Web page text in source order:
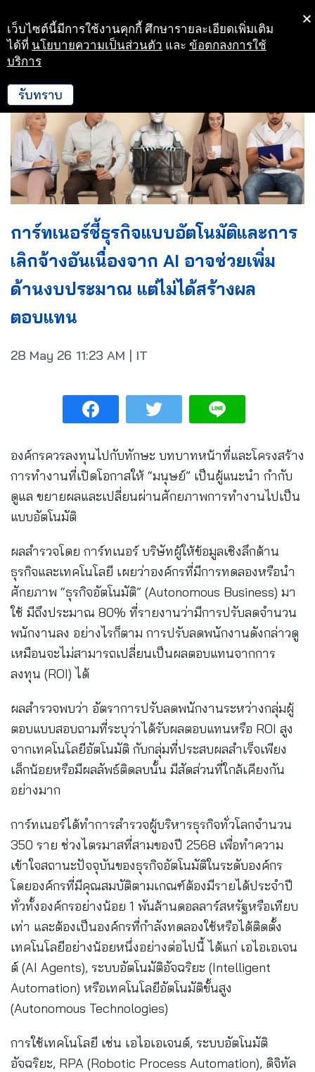
Skip
to
การ์ทเนอร์ชี้ธุรกิจแบบอัตโนมัติและการ
เลิกจ้างอันเนื่องจาก AI อาจช่วยเพิ่ม
ด้านงบประมาณ แต่ไม่ได้สร้างผล
ตอบแทน
28 May 26 11:23 AM | IT
องค์กรควรลงทุนไปกับทักษะ บทบาทหน้าที่และโครงสร้าง
การทำงานที่เปิดโอกาสให้ “มนุษย์” เป็นผู้แนะนำ กำกับ
ดูแล ขยายผลและเปลี่ยนผ่านศักยภาพการทำงานไปเป็น
แบบอัตโนมัติ
ผลสำรวจโดย การ์ทเนอร์ บริษัทผู้ให้ข้อมูลเชิงลึกด้าน
ธุรกิจและเทคโนโลยี เผยว่าองค์กรที่มีการทดลองหรือนำ
ศักยภาพ “ธุรกิจอัตโนมัติ” (Autonomous Business) มา
ใช้ มีถึงประมาณ 80% ที่รายงานว่ามีการปรับลดจำนวน
พนักงานลง อย่างไรก็ตาม การปรับลดพนักงานดังกล่าวดู
เหมือนจะไม่สามารถเปลี่ยนเป็นผลตอบแทนจากการ
ลงทุน (ROI) ได้
ผลสำรวจพบว่า อัตราการปรับลดพนักงานระหว่างกลุ่มผู้
ตอบแบบสอบถามที่ระบุว่าได้รับผลตอบแทนหรือ ROI สูง
จากเทคโนโลยีอัตโนมัติ กับกลุ่มที่ประสบผลสำเร็จเพียง
เล็กน้อยหรือมีผลลัพธ์ติดลบนั้น มีสัดส่วนที่ใกล้เคียงกัน
อย่างมาก
การ์ทเนอร์ได้ทำการสำรวจผู้บริหารธุรกิจทั่วโลกจำนวน
350 ราย ช่วงไตรมาสที่สามของปี 2568 เพื่อทำความ
เข้าใจสถานะปัจจุบันของธุรกิจอัตโนมัติในระดับองค์กร
โดยองค์กรที่มีคุณสมบัติตามเกณฑ์ต้องมีรายได้ประจำปี
ทั่วทั้งองค์กรอย่างน้อย 1 พันล้านดอลลาร์สหรัฐหรือเทียบ
เท่า และต้องเป็นองค์กรที่กำลังทดลองใช้หรือได้ติดตั้ง
เทคโนโลยีอย่างน้อยหนึ่งอย่างต่อไปนี้ ได้แก่ เอไอเอเจน
ต์ (AI Agents), ระบบอัตโนมัติอัจฉริยะ (Intelligent
Automation) หรือเทคโนโลยีอัตโนมัติขั้นสูง
(Autonomous Technologies)
การใช้เทคโนโลยี เช่น เอไอเอเจนต์, ระบบอัตโนมัติ
อัจฉริยะ, RPA (Robotic Process Automation), ดิจิทัล
เว็บไซต์นี้มีการใช้งานคุกกี้ ศึกษารายละเอียดเพิ่มเติม
ได้ที่ นโยบายความเป็นส่วนตัว และ ข้อตกลงการใช้
บริการ
รับทราบ